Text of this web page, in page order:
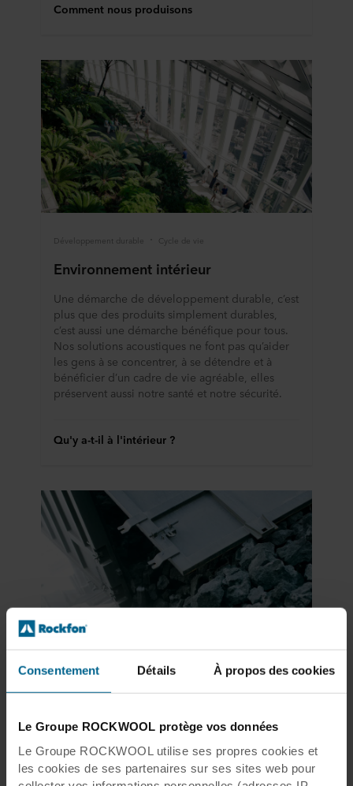
Consentement Détails À propos des cookies
Le Groupe ROCKWOOL protège vos données
Le Groupe ROCKWOOL utilise ses propres cookies et
les cookies de ses partenaires sur ses sites web pour
Comment nous produisons
Développement durable Cycle de vie
Environnement intérieur
Une démarche de développement durable, c’est
plus que des produits simplement durables,
c’est aussi une démarche bénéfique pour tous.
Nos solutions acoustiques ne font pas qu’aider
les gens à se concentrer, à se détendre et à
bénéficier d’un cadre de vie agréable, elles
préservent aussi notre santé et notre sécurité.
Qu'y a-t-il à l'intérieur ?
Développement durable Cycle de vie
Recyclage
Nous sommes convaincus que la réutilisation et
le recyclage efficaces des matériaux
représentent des solutions durables efficaces.
Découvrez comment nos solutions de plafond